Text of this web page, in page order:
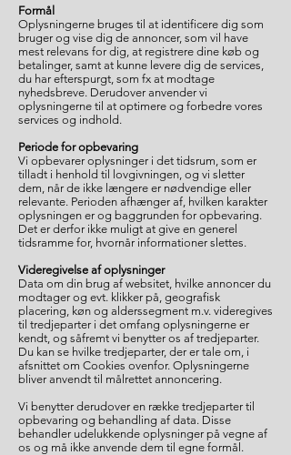
Formål
Oplysningerne bruges til at identificere dig som
bruger og vise dig de annoncer, som vil have
mest relevans for dig, at registrere dine køb og
betalinger, samt at kunne levere dig de services,
du har efterspurgt, som fx at modtage
nyhedsbreve. Derudover anvender vi
oplysningerne til at optimere og forbedre vores
services og indhold.
Periode for opbevaring
Vi opbevarer oplysninger i det tidsrum, som er
tilladt i henhold til lovgivningen, og vi sletter
dem, når de ikke længere er nødvendige eller
relevante. Perioden afhænger af, hvilken karakter
oplysningen er og baggrunden for opbevaring.
Det er derfor ikke muligt at give en generel
tidsramme for, hvornår informationer slettes.
Videregivelse af oplysninger
Data om din brug af websitet, hvilke annoncer du
modtager og evt. klikker på, geografisk
placering, køn og alderssegment m.v. videregives
til tredjeparter i det omfang oplysningerne er
kendt, og såfremt vi benytter os af tredjeparter.
Du kan se hvilke tredjeparter, der er tale om, i
afsnittet om Cookies ovenfor. Oplysningerne
bliver anvendt til målrettet annoncering.
Vi benytter derudover en række tredjeparter til
opbevaring og behandling af data. Disse
behandler udelukkende oplysninger på vegne af
os og må ikke anvende dem til egne formål.